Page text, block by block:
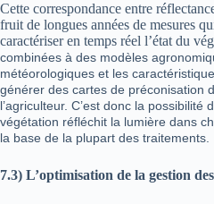
Cette correspondance entre
fruit de longues années de mesures
caractériser en temps réel l’état du
combinées à des modèles
météorologiques et les
générer des cartes de préconisation
l’agriculteur. C’est donc la possibilité
végétation réfléchit la lumière dans
la base de la plupart des traitements.
7.3) L’optimisation de la gestion